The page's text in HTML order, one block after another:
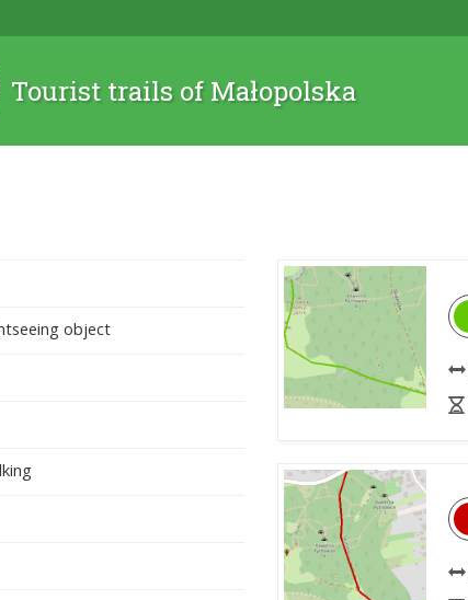
Tourist trails of Małopolska
object